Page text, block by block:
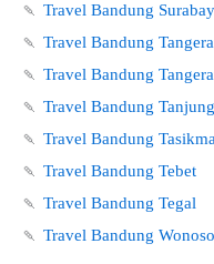
🍡 Travel Bandung
🍡 Travel Bandung
🍡 Travel Bandung
🍡 Travel Bandung
🍡 Travel Bandung
🍡 Travel Bandung Tebet
🍡 Travel Bandung Tegal
🍡 Travel Bandung